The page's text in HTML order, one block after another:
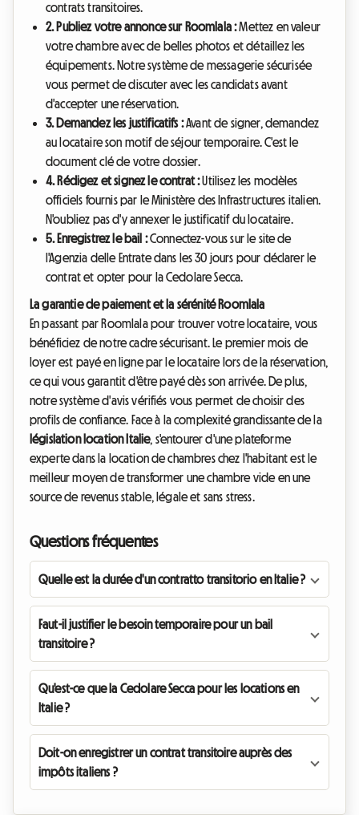
contrats transitoires.
2. Publiez votre annonce sur Roomlala :Mettez en valeur
votre chambre avec de belles photos et détaillez les
équipements. Notre système de messagerie sécurisée
vous permet de discuter avec les candidats avant
d'accepter une réservation.
3. Demandez les justificatifs :Avant de signer, demandez
au locataire son motif de séjour temporaire. C'est le
document clé de votre dossier.
4. Rédigez et signez le contrat :Utilisez les modèles
officiels fournis par le Ministère des Infrastructures italien.
N'oubliez pas d'y annexer le justificatif du locataire.
5. Enregistrez le bail :Connectez-vous sur le site de
l'Agenzia delle Entrate dans les 30 jours pour déclarer le
contrat et opter pour la Cedolare Secca.
La garantie de paiement et la sérénité Roomlala
En passant par Roomlala pour trouver votre locataire, vous
bénéficiez de notre cadre sécurisant. Le premier mois de
loyer est payé en ligne par le locataire lors de la réservation,
ce qui vous garantit d'être payé dès son arrivée. De plus,
notre système d'avis vérifiés vous permet de choisir des
profils de confiance. Face à la complexité grandissante de la
législation location Italie, s'entourer d'une plateforme
experte dans la location de chambres chez l'habitant est le
meilleur moyen de transformer une chambre vide en une
source de revenus stable, légale et sans stress.
Questions fréquentes
Quelle est la durée d'un contratto transitorio en Italie ?
Faut-il justifier le besoin temporaire pour un bail
transitoire ?
Qu'est-ce que la Cedolare Secca pour les locations en
Italie ?
Doit-on enregistrer un contrat transitoire auprès des
impôts italiens ?